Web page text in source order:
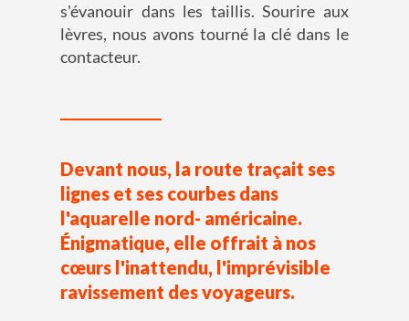
s'évanouir dans les taillis. Sourire aux
lèvres, nous avons tourné la clé dans le
contacteur.
Devant nous, la route traçait ses
lignes et ses courbes dans
l'aquarelle nord- américaine.
Énigmatique, elle offrait à nos
cœurs l'inattendu, l'imprévisible
ravissement des voyageurs.